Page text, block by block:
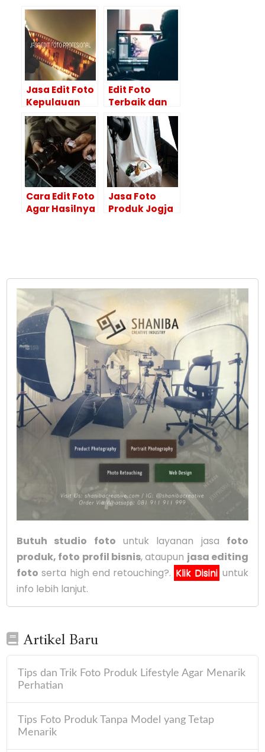
Jasa Edit Foto
Kepulauan
Selayar
HASILNYA
BAGUS!
Edit Foto
Terbaik dan
Hasil
Maksimal Itu
Ya di Editor
Foto
Profesional
Cara Edit Foto
Agar Hasilnya
Jasa Foto
Produk Jogja
Butuh studio foto untuk layanan jasa foto
produk, foto profil bisnis, ataupun jasa editing
foto serta high end retouching?. Klik Disini untuk
info lebih lanjut.
Artikel Baru
Tips dan Trik Foto Produk Lifestyle Agar Menarik
Perhatian
Tips Foto Produk Tanpa Model yang Tetap
Menarik